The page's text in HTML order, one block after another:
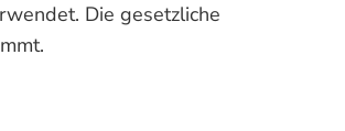
Die gesetzliche